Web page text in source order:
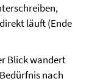
läuft (Ende
Blick wandert
nach